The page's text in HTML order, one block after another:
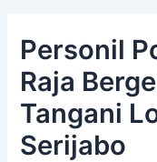
Personil
Raja
Tangani
Serijabo